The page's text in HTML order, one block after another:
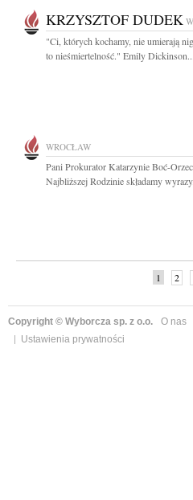
KRZYSZTOF DUDEK
"Ci, których kochamy, nie umierają
to nieśmiertelność." Emily Dickinson...
WROCŁAW
Pani Prokurator Katarzynie Boć-
Najbliższej Rodzinie składamy
1 2
Copyright © Wyborcza sp. z o.o. O nas
Ustawienia prywatności